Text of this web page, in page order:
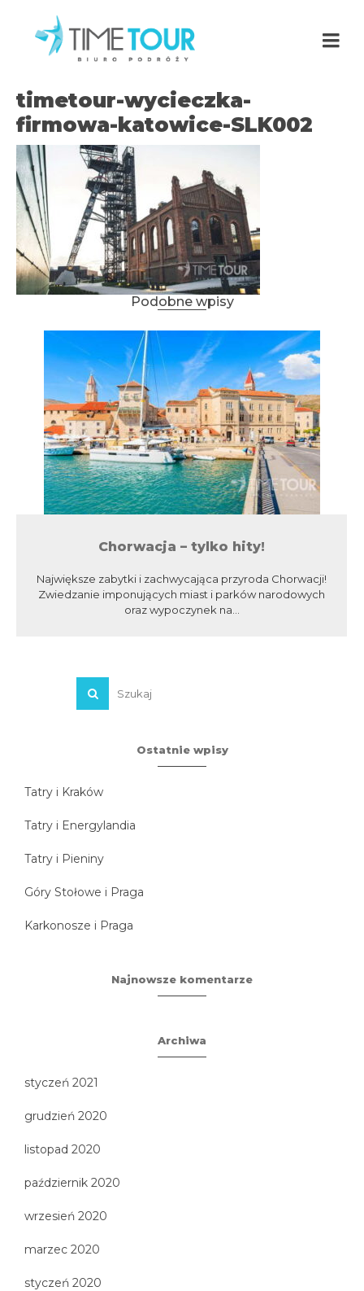
timetour-wycieczka-
firmowa-katowice-SLK002
Podobne wpisy
Chorwacja – tylko hity!
Największe zabytki i zachwycająca przyroda Chorwacji!
Zwiedzanie imponujących miast i parków narodowych
oraz wypoczynek na...
Ostatnie wpisy
Tatry i Kraków
Tatry i Energylandia
Tatry i Pieniny
Góry Stołowe i Praga
Karkonosze i Praga
Najnowsze komentarze
Archiwa
styczeń 2021
grudzień 2020
listopad 2020
październik 2020
wrzesień 2020
marzec 2020
styczeń 2020